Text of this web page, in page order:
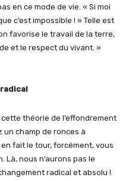
en ce mode de vie. « Si moi
c’est impossible ! » Telle est
favorise le travail de la terre,
et le respect du vivant. »
théorie de l’effondrement
un champ de ronces à
fait le tour, forcément, vous
nous n’aurons pas le
radical et absolu !